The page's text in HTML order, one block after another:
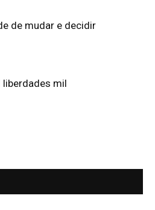
de mudar e decidir
liberdades mil